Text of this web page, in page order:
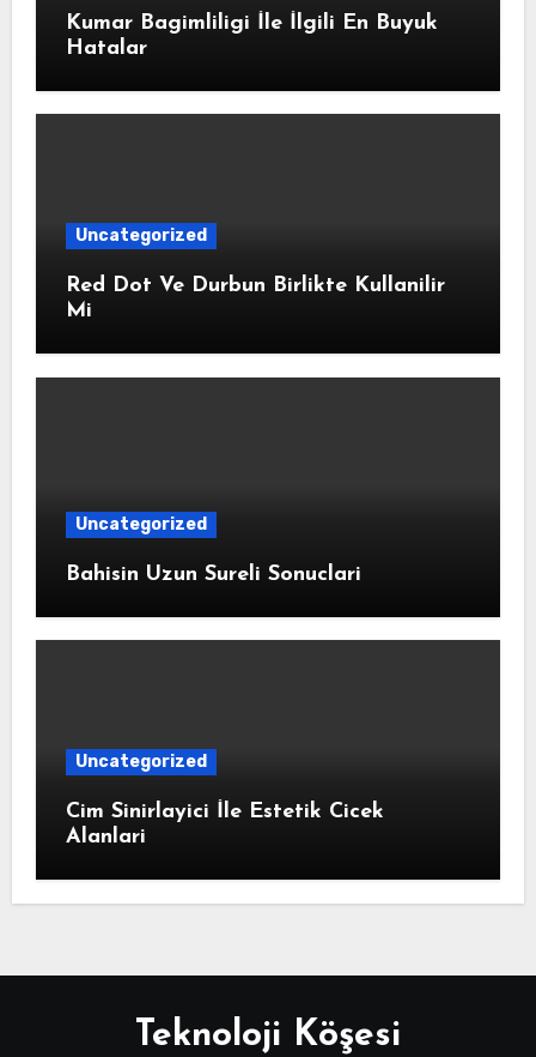
Kumar Bagimliligi İle İlgili En Buyuk
Hatalar
Uncategorized
Red Dot Ve Durbun Birlikte Kullanilir
Mi
Uncategorized
Bahisin Uzun Sureli Sonuclari
Uncategorized
Cim Sinirlayici İle Estetik Cicek
Alanlari
Teknoloji Köşesi